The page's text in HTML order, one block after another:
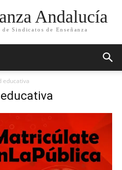
Andalucía
Sindicatos de Enseñanza
educativa